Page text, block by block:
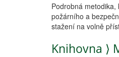
Podrobná
požárního a
stažení na volně
Knihovna ⟩